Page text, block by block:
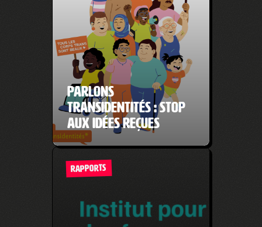
Parlons
transidentités : Stop
aux idées reçues
RAPPORTS